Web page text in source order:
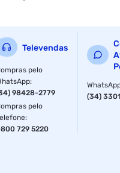
Televendas
pelo
:
98428-2779
pelo
:
729 5220
(34)